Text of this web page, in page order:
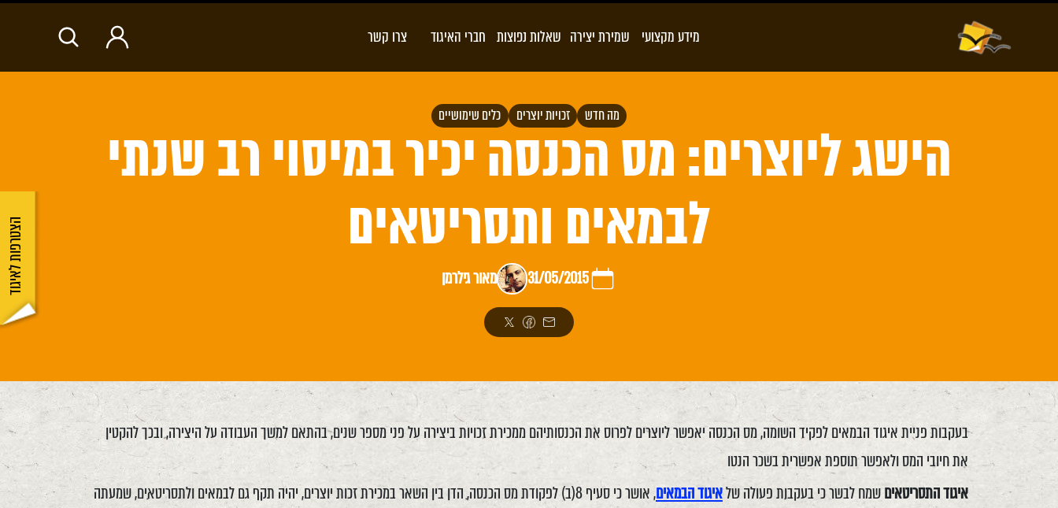
מידע מקצועי שמירת יצירה שאלות נפוצות חברי האיגוד צרו קשר
הצטרפות לאיגוד
מה חדש זכויות יוצרים כלים שימושיים
הישג ליוצרים: מס הכנסה יכיר במיסוי רב שנתי
לבמאים ותסריטאים
31/05/2015 מאור גילרמן
בעקבות פניית איגוד הבמאים לפקיד השומה, מס הכנסה יאפשר ליוצרים לפרוס את הכנסותיהם ממכירת זכויות ביצירה על פני מספר שנים, בהתאם למשך העבודה על היצירה, ובכך להקטין
את חיובי המס ולאפשר תוספת אפשרית בשכר הנטו
איגוד התסריטאיםשמח לבשר כי בעקבות פעולה שלאיגוד הבמאים
, אושר כי סעיף 8(ב) לפקודת מס הכנסה, הדן בין השאר במכירת זכות יוצרים, יהיה תקף גם לבמאים ולתסריטאים, שמעתה